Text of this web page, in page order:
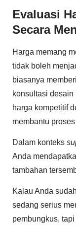
Evaluasi
Secara
Harga memang
tidak boleh
biasanya
konsultasi
harga kompetitif
membantu
Dalam konteks
Anda
tambahan
Kalau Anda
sedang serius
pembungkus,